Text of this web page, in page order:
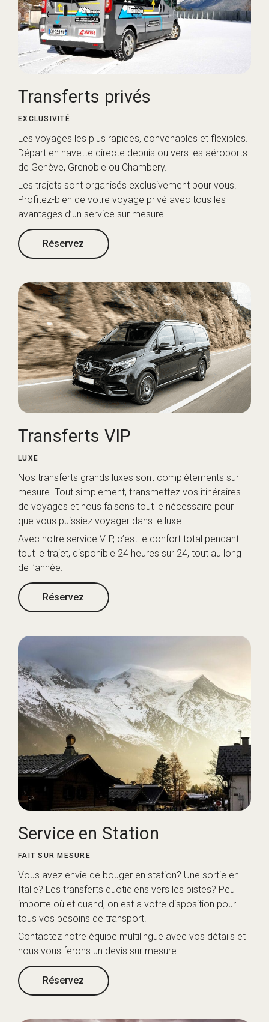
Transferts privés
EXCLUSIVITÉ
Les voyages les plus rapides, convenables et flexibles.
Départ en navette directe depuis ou vers les aéroports
de Genève, Grenoble ou Chambery.
Les trajets sont organisés exclusivement pour vous.
Profitez-bien de votre voyage privé avec tous les
avantages d’un service sur mesure.
Réservez
Transferts VIP
LUXE
Nos transferts grands luxes sont complètements sur
mesure. Tout simplement, transmettez vos itinéraires
de voyages et nous faisons tout le nécessaire pour
que vous puissiez voyager dans le luxe.
Avec notre service VIP, c’est le confort total pendant
tout le trajet, disponible 24 heures sur 24, tout au long
de l’année.
Réservez
Service en Station
FAIT SUR MESURE
Vous avez envie de bouger en station? Une sortie en
Italie? Les transferts quotidiens vers les pistes? Peu
importe où et quand, on est a votre disposition pour
tous vos besoins de transport.
Contactez notre équipe multilingue avec vos détails et
nous vous ferons un devis sur mesure.
Réservez